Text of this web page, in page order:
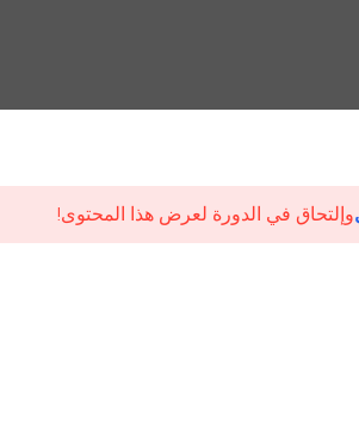
وإلتحاق في الدورة لعرض هذا المحتوى!